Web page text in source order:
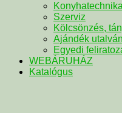
Szerviz
Kölcsönzés,
Ajándék
Egyedi
WEBÁRUHÁZ
Katalógus